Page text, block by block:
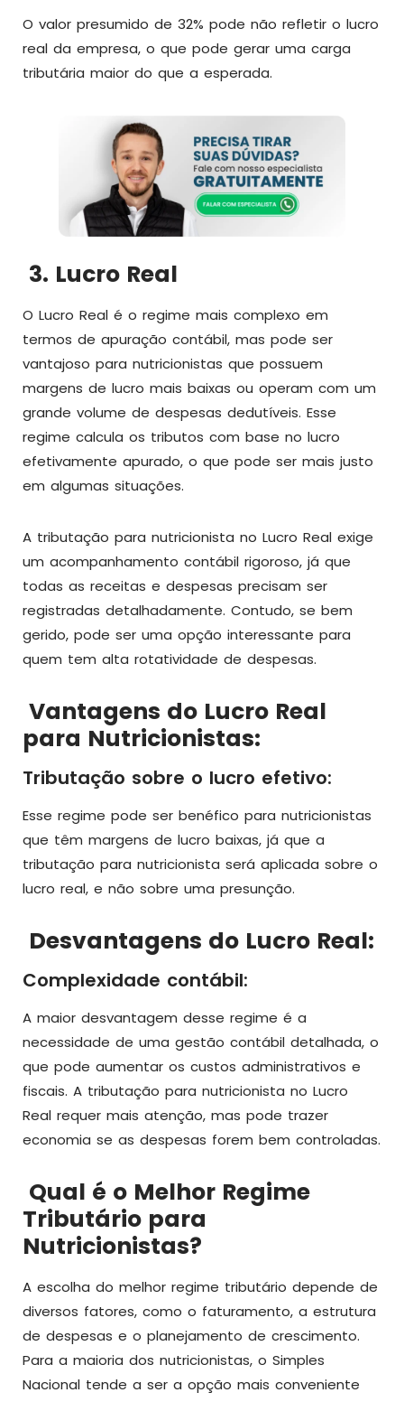
O valor presumido de 32% pode não refletir o lucro
real da empresa, o que pode gerar uma carga
tributária maior do que a esperada.
3. Lucro Real
O Lucro Real é o regime mais complexo em
termos de apuração contábil, mas pode ser
vantajoso para nutricionistas que possuem
margens de lucro mais baixas ou operam com um
grande volume de despesas dedutíveis. Esse
regime calcula os tributos com base no lucro
efetivamente apurado, o que pode ser mais justo
em algumas situações.
A tributação para nutricionista no Lucro Real exige
um acompanhamento contábil rigoroso, já que
todas as receitas e despesas precisam ser
registradas detalhadamente. Contudo, se bem
gerido, pode ser uma opção interessante para
quem tem alta rotatividade de despesas.
Vantagens do Lucro Real
para Nutricionistas:
Tributação sobre o lucro efetivo:
Esse regime pode ser benéfico para nutricionistas
que têm margens de lucro baixas, já que a
tributação para nutricionista será aplicada sobre o
lucro real, e não sobre uma presunção.
Desvantagens do Lucro Real:
Complexidade contábil:
A maior desvantagem desse regime é a
necessidade de uma gestão contábil detalhada, o
que pode aumentar os custos administrativos e
fiscais. A tributação para nutricionista no Lucro
Real requer mais atenção, mas pode trazer
economia se as despesas forem bem controladas.
Qual é o Melhor Regime
Tributário para
Nutricionistas?
A escolha do melhor regime tributário depende de
diversos fatores, como o faturamento, a estrutura
de despesas e o planejamento de crescimento.
Para a maioria dos nutricionistas, o Simples
Nacional tende a ser a opção mais conveniente